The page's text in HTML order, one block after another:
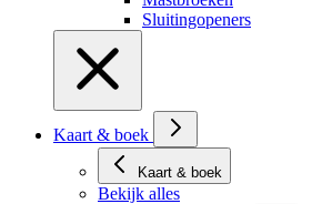
Sluitingopeners
Kaart & boek
Kaart & boek
Bekijk alles